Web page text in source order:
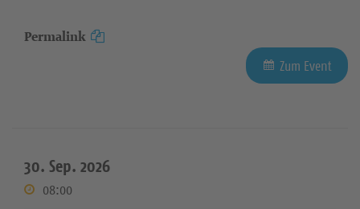
Permalink
Zum Event
30. Sep. 2026
08:00